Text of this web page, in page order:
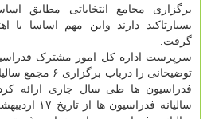
برگزاری مجامع انتخاباتی مطابق
بسیارتاکید دارند واین مهم اساسا با
گرفت.
سرپرست اداره کل امور مشترک
توضیحانی را
فدراسیون ها طی سال جاری ارائه
سالیانه